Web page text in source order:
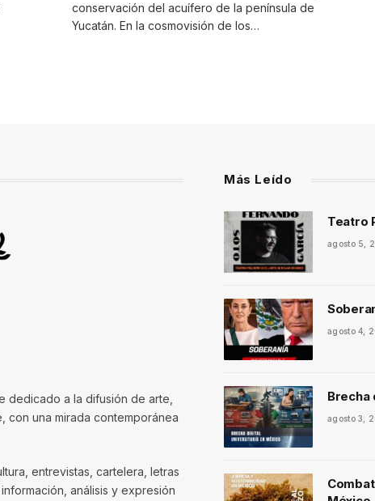
conservación del acuífero de la península de
Yucatán. En la cosmovisión de los…
dedicado a la difusión de arte,
con una mirada contemporánea
entrevistas, cartelera, letras
análisis y expresión
Más Leído
Teatro
agosto 5,
agosto 4,
Brecha
agosto 3,